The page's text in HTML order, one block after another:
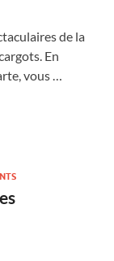
de la
En
vous …